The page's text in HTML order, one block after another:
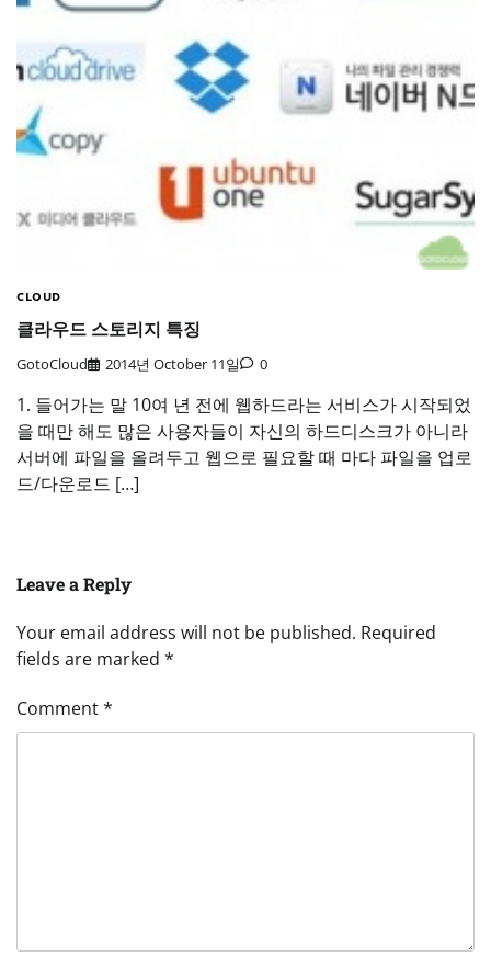
CLOUD
클라우드 스토리지 특징
GotoCloud 2014년 October 11일 0
1. 들어가는 말 10여 년 전에 웹하드라는 서비스가 시작되었
을 때만 해도 많은 사용자들이 자신의 하드디스크가 아니라
서버에 파일을 올려두고 웹으로 필요할 때 마다 파일을 업로
드/다운로드 […]
Leave a Reply
Your email address will not be published. Required
fields are marked *
Comment*